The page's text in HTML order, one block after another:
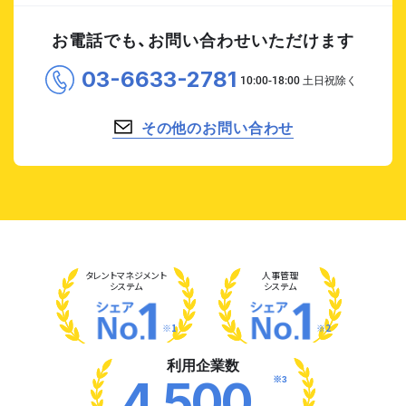
お電話でも、お問い合わせいただけます
03-6633-2781
その他のお問い合わせ
タレントマネジメント
システム
※1
人事管理
システム
※2
利用企業数
※3